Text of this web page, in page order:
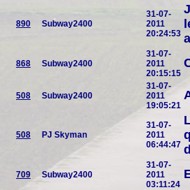
890 Subway2400
31-07-
2011
20:24:53
868 Subway2400
31-07-
2011
20:15:15
508 Subway2400
31-07-
2011
19:05:21
508 PJ Skyman
31-07-
2011
06:44:47
709 Subway2400
31-07-
2011
03:11:24